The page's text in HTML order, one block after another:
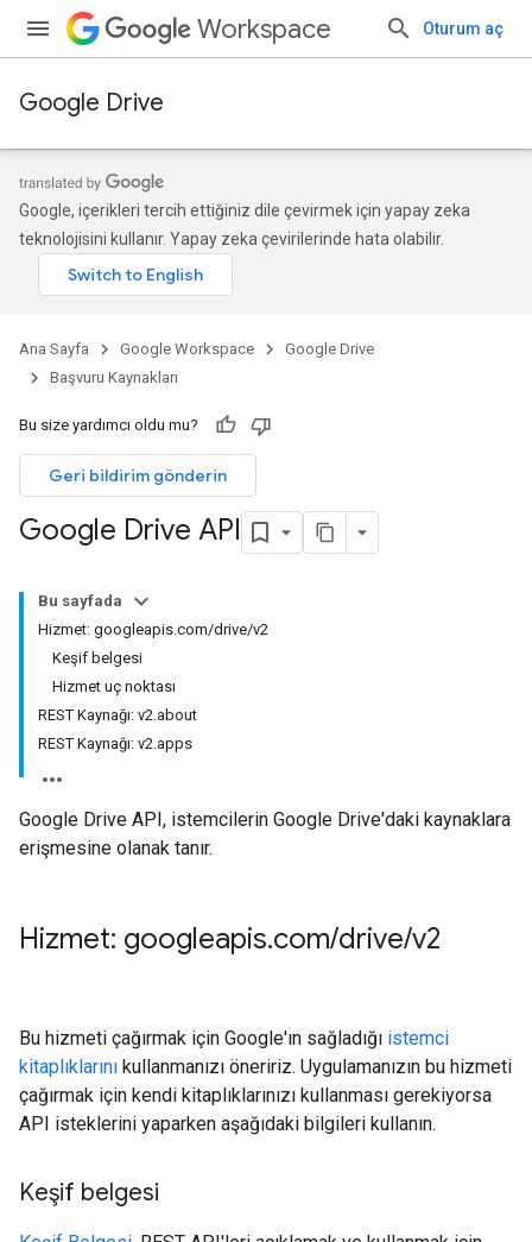
Workspace Oturum aç
Google Drive
Google, içerikleri tercih ettiğiniz dile çevirmek için yapay zeka
teknolojisini kullanır. Yapay zeka çevirilerinde hata olabilir.
Ana Sayfa Google Workspace
Google Drive
Başvuru Kaynakları
Bu size yardımcı oldu mu?
Geri bildirim gönderin
Google Drive API
Bu sayfada
Hizmet: googleapis.com/drive/v2
Keşif belgesi
Hizmet uç noktası
REST Kaynağı: v2.about
REST Kaynağı: v2.apps
Google Drive API, istemcilerin Google Drive'daki kaynaklara
erişmesine olanak tanır.
Hizmet: googleapis.com/drive/v2
Bu hizmeti çağırmak için Google'ın sağladığı istemci
kitaplıklarını kullanmanızı öneririz. Uygulamanızın bu hizmeti
çağırmak için kendi kitaplıklarınızı kullanması gerekiyorsa
API isteklerini yaparken aşağıdaki bilgileri kullanın.
Keşif belgesi